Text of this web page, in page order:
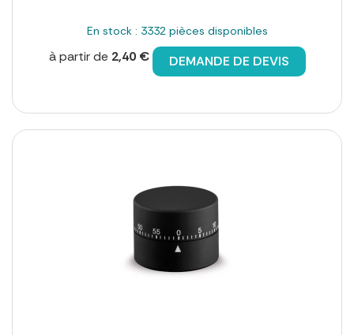
En stock : 3332 pièces disponibles
à partir de 2,40 € DEMANDE DE DEVIS